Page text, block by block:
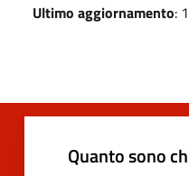
Ultimo aggiornamento:
Quanto sono